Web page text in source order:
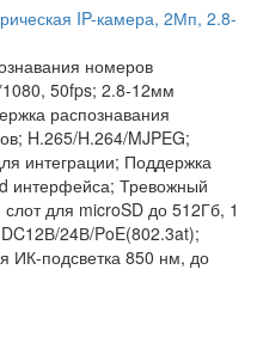
IP-камера, 2Мп, 2.8-
номеров
50fps; 2.8-12мм
распознавания
H.265/H.264/MJPEG;
интеграции; Поддержка
интерфейса; Тревожный
для microSD до 512Гб, 1
24В/PoE(802.3at);
ИК-подсветка 850 нм, до